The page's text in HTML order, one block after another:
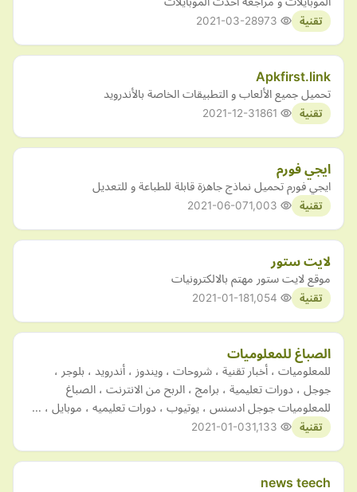
تقنية 2021-03-28
Apkfirst.link
تحميل جميع الألعاب و التطبيقات الخاصة بالأندرويد
تقنية 2021-12-31
ايجي فورم
ايجي فورم تحميل نماذج جاهزة قابلة للطباعة و للتعديل
تقنية 2021-06-07
لايت ستور
موقع لايت ستور مهتم بالالكترونيات
تقنية 2021-01-18
الصباغ للمعلوميات
للمعلوميات ، أخبار تقنية ، شروحات ، ويندوز ، أندرويد ، بلوجر ،
جوجل ، دورات تعليمية ، برامج ، الربح من الانترنت ، الصباغ
للمعلوميات جوجل ادسنس ، يوتيوب ، دورات تعليميه ، موبايل ، …
تقنية 2021-01-03
news teech